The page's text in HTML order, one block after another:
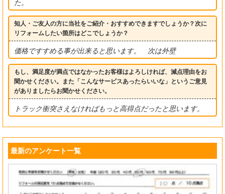
た。
知人・ご友人の方に当社をご紹介・おすすめできますでしょうか？次に
リフォームしたい箇所はどこでしょうか？
価格ですすめる事が出来ると思います。 次は外壁
もし、満足度が満点ではなかったお客様はよろしければ、減点理由をお
聞かせください。また「こんなサービスあったらいいな」というご意見
がありましたらお聞かせください。
トラック衝突さえなければもっと高得点だったと思います。
最新のアンケート一覧